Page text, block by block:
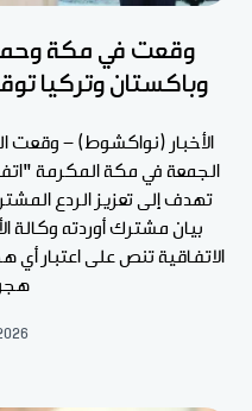
وقعت في مكة
وباكستان وتركيا
الأخبار (نواكشوط) - وقعت
الجمعة في مكة المكرمة
تهدف إلى تعزيز الردع
بيان مشترك أوردته وكالة
الاتفاقية تنص على اعتبار